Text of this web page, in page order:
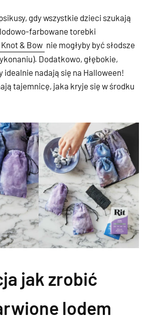
gdy wszystkie dzieci szukają
farbowane torebki
Knot & Bow nie mogłyby być słodsze
Dodatkowo, głębokie,
idealnie nadają się na Halloween!
tajemnicę, jaka kryje się w środku
jak zrobić
lodem